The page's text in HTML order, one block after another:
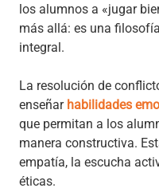
los alumnos a «jugar
más allá: es una
integral.
La resolución de
enseñar habilidades
que permitan a los
manera constructiva.
empatía, la escucha
éticas.